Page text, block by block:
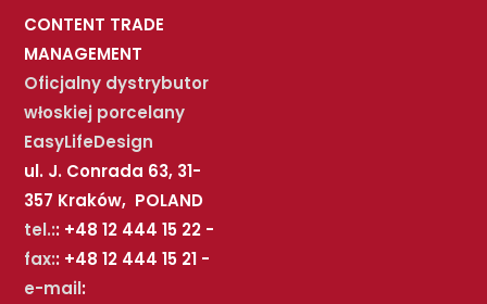
CONTENT TRADE
MANAGEMENT
Oficjalny dystrybutor
włoskiej porcelany
EasyLifeDesign
ul. J. Conrada 63, 31-
357 Kraków, POLAND
tel.:: +48 12 444 15 22 -
fax:: +48 12 444 15 21 -
e-mail: